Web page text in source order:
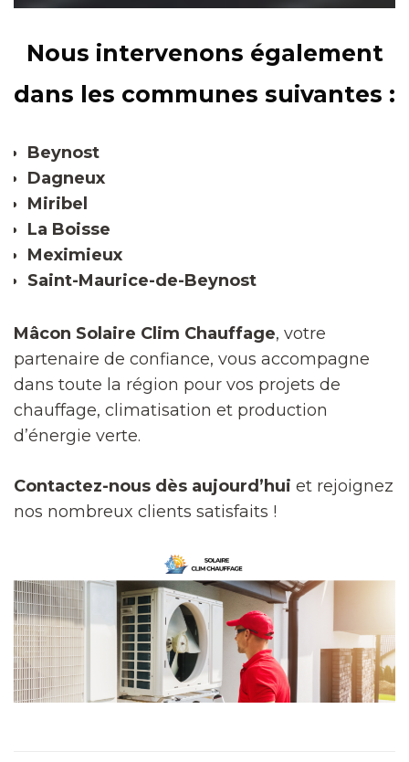
Nous intervenons également
dans les communes suivantes :
Beynost
Dagneux
Miribel
La Boisse
Meximieux
Saint-Maurice-de-Beynost
Mâcon Solaire Clim Chauffage, votre
partenaire de confiance, vous accompagne
dans toute la région pour vos projets de
chauffage, climatisation et production
d’énergie verte.
Contactez-nous dès aujourd’hui et rejoignez
nos nombreux clients satisfaits !